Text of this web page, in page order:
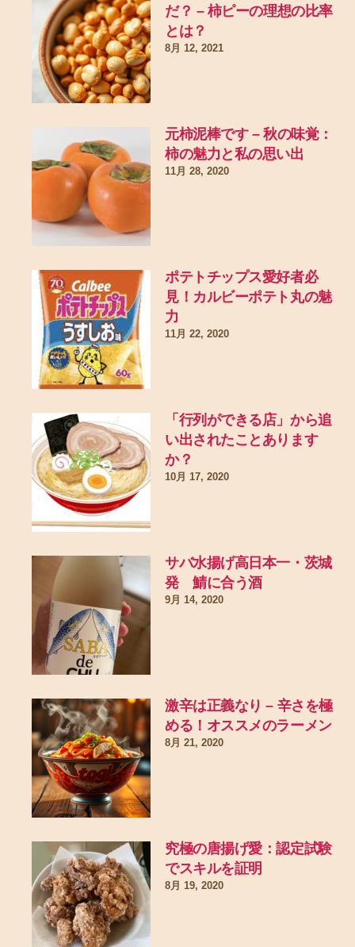
だ？ – 柿ピーの理想の比率
とは？
8月 12, 2021
元柿泥棒です – 秋の味覚：
柿の魅力と私の思い出
11月 28, 2020
ポテトチップス愛好者必
見！カルビーポテト丸の魅
力
11月 22, 2020
「行列ができる店」から追
い出されたことあります
か？
10月 17, 2020
サバ水揚げ高日本一・茨城
発 鯖に合う酒
9月 14, 2020
激辛は正義なり – 辛さを極
める！オススメのラーメン
8月 21, 2020
究極の唐揚げ愛：認定試験
でスキルを証明
8月 19, 2020